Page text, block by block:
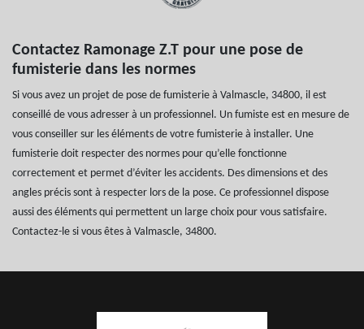
Contactez Ramonage Z.T pour une pose de
fumisterie dans les normes
Si vous avez un projet de pose de fumisterie à Valmascle, 34800, il est
conseillé de vous adresser à un professionnel. Un fumiste est en mesure de
vous conseiller sur les éléments de votre fumisterie à installer. Une
fumisterie doit respecter des normes pour qu’elle fonctionne
correctement et permet d’éviter les accidents. Des dimensions et des
angles précis sont à respecter lors de la pose. Ce professionnel dispose
aussi des éléments qui permettent un large choix pour vous satisfaire.
Contactez-le si vous êtes à Valmascle, 34800.